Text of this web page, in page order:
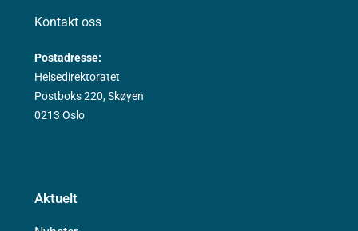
Kontakt oss
Postadresse:
Helsedirektoratet
Postboks 220, Skøyen
0213 Oslo
Aktuelt